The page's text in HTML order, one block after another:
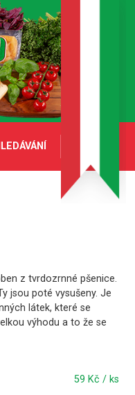
z tvrdozrnné pšenice.
jsou poté vysušeny. Je
látek, které se
výhodu a to že se
59 Kč / ks